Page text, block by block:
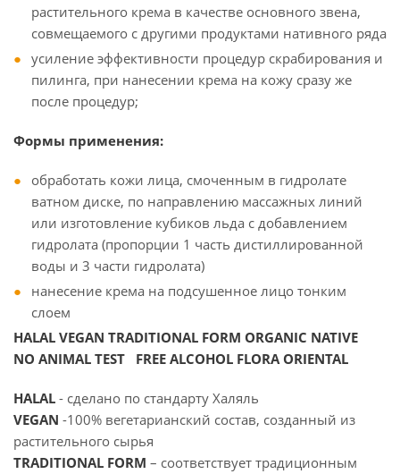
растительного крема в качестве основного звена,
совмещаемого с другими продуктами нативного ряда
усиление эффективности процедур скрабирования и
пилинга, при нанесении крема на кожу сразу же
после процедур;
Формы применения:
обработать кожи лица, смоченным в гидролате
ватном диске, по направлению массажных линий
или изготовление кубиков льда с добавлением
гидролата (пропорции 1 часть дистиллированной
воды и 3 части гидролата)
нанесение крема на подсушенное лицо тонким
слоем
HALAL VEGAN TRADITIONAL FORM ORGANIC NATIVE
NO ANIMAL TEST FREE ALCOHOL FLORA ORIENTAL
HALAL - сделано по стандарту Халяль
VEGAN -100% вегетарианский состав, созданный из
растительного сырья
TRADITIONAL FORM – соответствует традиционным